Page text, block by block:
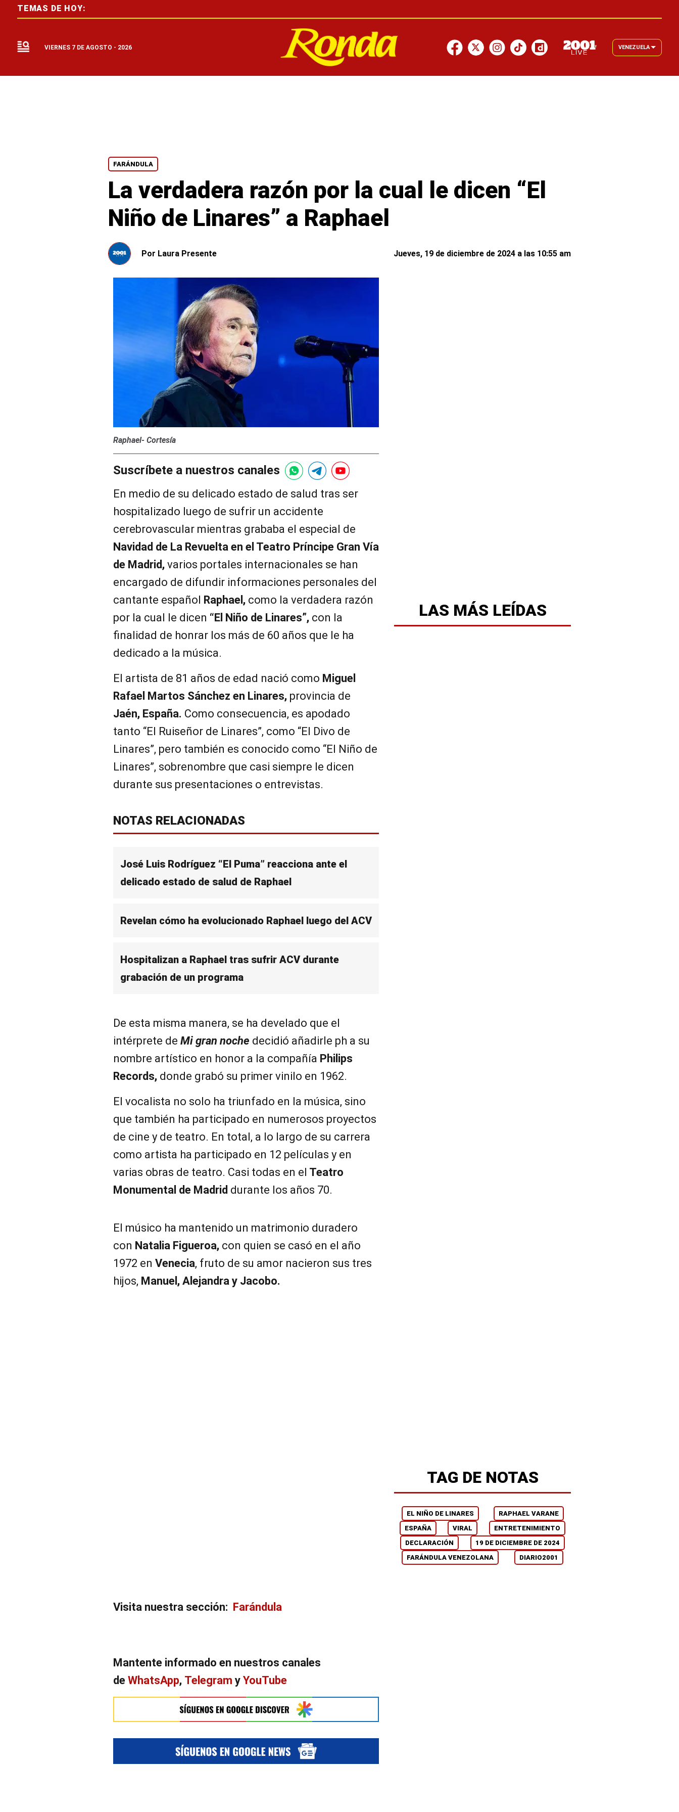
FARÁNDULA
La verdadera razón por la cual le dicen “El
Niño de Linares” a Raphael
Por Laura Presente Jueves, 19 de diciembre de 2024 a las 10:55 am
Raphael- Cortesía
Suscríbete a nuestros canales
En medio de su delicado estado de salud tras ser
hospitalizado luego de sufrir un accidente
cerebrovascular mientras grababa el especial de
Navidad de La Revuelta en el Teatro Príncipe Gran Vía
de Madrid, varios portales internacionales se han
encargado de difundir informaciones personales del
cantante español Raphael, como la verdadera razón
por la cual le dicen “El Niño de Linares”, con la
finalidad de honrar los más de 60 años que le ha
dedicado a la música.
El artista de 81 años de edad nació como Miguel
Rafael Martos Sánchez en Linares, provincia de
Jaén, España. Como consecuencia, es apodado
tanto “El Ruiseñor de Linares”, como “El Divo de
Linares”, pero también es conocido como “El Niño de
Linares”, sobrenombre que casi siempre le dicen
durante sus presentaciones o entrevistas.
NOTAS RELACIONADAS
José Luis Rodríguez “El Puma” reacciona ante el
delicado estado de salud de Raphael
Revelan cómo ha evolucionado Raphael luego del ACV
Hospitalizan a Raphael tras sufrir ACV durante
grabación de un programa
De esta misma manera, se ha develado que el
intérprete de Mi gran noche decidió añadirle ph a su
nombre artístico en honor a la compañía Philips
Records, donde grabó su primer vinilo en 1962.
El vocalista no solo ha triunfado en la música, sino
que también ha participado en numerosos proyectos
de cine y de teatro. En total, a lo largo de su carrera
como artista ha participado en 12 películas y en
varias obras de teatro. Casi todas en el Teatro
Monumental de Madrid durante los años 70.
El músico ha mantenido un matrimonio duradero
con Natalia Figueroa, con quien se casó en el año
1972 en Venecia, fruto de su amor nacieron sus tres
hijos, Manuel, Alejandra y Jacobo.
Visita nuestra sección: Farándula
Mantente informado en nuestros canales
de WhatsApp, Telegram y YouTube
LAS MÁS LEÍDAS
TAG DE NOTAS
EL NIÑO DE LINARES
RAPHAEL VARANE
ESPAÑA
VIRAL
ENTRETENIMIENTO
DECLARACIÓN
19 DE DICIEMBRE DE 2024
FARÁNDULA VENEZOLANA
DIARIO2001
TEMAS DE HOY:
VIERNES 7 DE AGOSTO - 2026 VENEZUELA